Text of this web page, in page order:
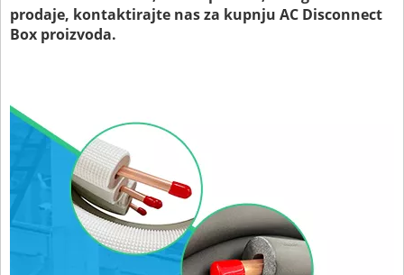
prodaje, kontaktirajte nas za kupnju AC Disconnect
Box proizvoda.